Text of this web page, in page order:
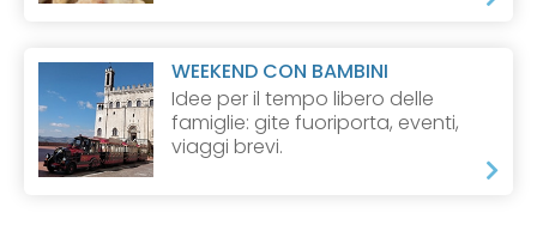
WEEKEND CON BAMBINI
Idee per il tempo libero delle
famiglie: gite fuoriporta, eventi,
viaggi brevi.